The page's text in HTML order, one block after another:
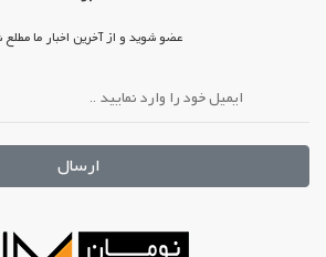
عضو شوید و از آخرین اخبار ما
ارسال